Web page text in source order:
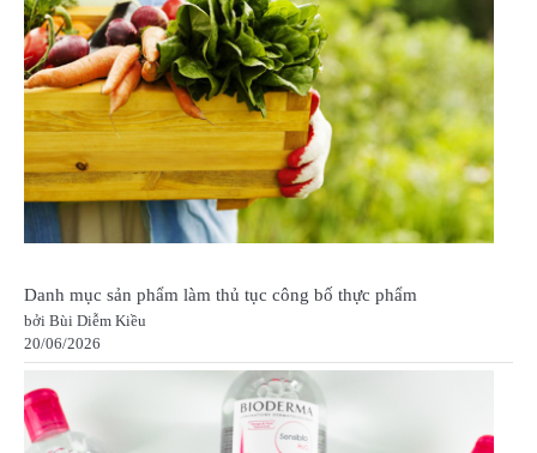
Danh mục sản phẩm làm thủ tục công bố thực phẩm
bởi Bùi Diễm Kiều
20/06/2026